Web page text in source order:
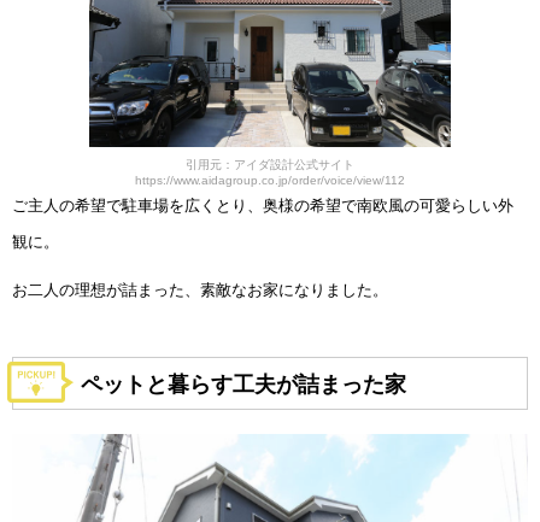
引用元：アイダ設計公式サイト
https://www.aidagroup.co.jp/order/voice/view/112
ご主人の希望で駐車場を広くとり、奥様の希望で南欧風の可愛らしい外
観に。
お二人の理想が詰まった、素敵なお家になりました。
ペットと暮らす工夫が詰まった家